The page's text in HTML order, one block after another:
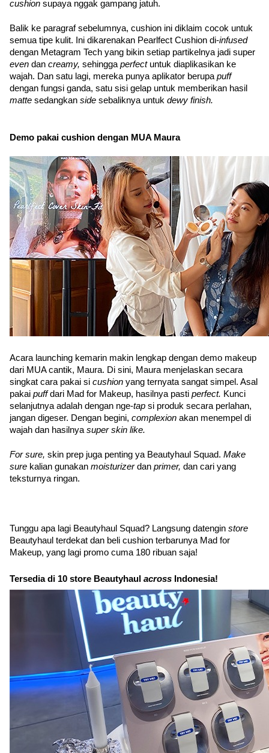
cushion supaya nggak gampang jatuh.
Balik ke paragraf sebelumnya, cushion ini diklaim cocok untuk
semua tipe kulit. Ini dikarenakan Pearlfect Cushion di-
infused
even dan creamy, sehingga perfect untuk diaplikasikan ke
wajah. Dan satu lagi, mereka punya aplikator berupa
puff
matte sedangkan side sebaliknya untuk dewy finish.
Demo pakai cushion dengan MUA Maura
Acara launching kemarin makin lengkap dengan demo makeup
dari MUA cantik, Maura. Di sini, Maura menjelaskan secara
singkat cara pakai si cushion yang ternyata sangat simpel. Asal
pakai puff dari Mad for Makeup, hasilnya pasti perfect. Kunci
selanjutnya adalah dengan nge-tap si produk secara perlahan,
jangan digeser. Dengan begini, complexion akan menempel di
wajah dan hasilnya super skin like.
For sure, skin prep juga penting ya Beautyhaul Squad. Make
sure kalian gunakan moisturizer dan primer, dan cari yang
teksturnya ringan.
Tunggu apa lagi Beautyhaul Squad? Langsung datengin
Beautyhaul terdekat dan beli cushion terbarunya Mad for
Makeup, yang lagi promo cuma 180 ribuan saja!
Tersedia di 10 store Beautyhaul across Indonesia!